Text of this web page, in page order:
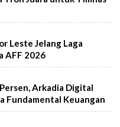
Leste Jelang Laga
AFF 2026
Arkadia Digital
Fundamental Keuangan